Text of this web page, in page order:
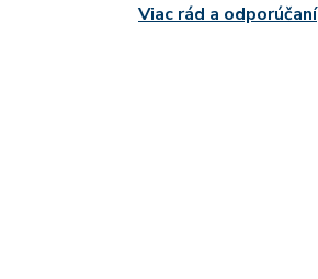
Viac rád a odporúčaní